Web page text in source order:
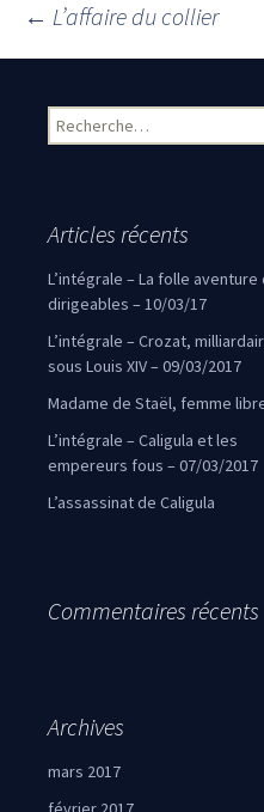
Navigation
← L’affaire du collier
Rechercher :
Articles récents
L’intégrale – La folle aventure
dirigeables – 10/03/17
L’intégrale – Crozat,
sous Louis XIV – 09/03/2017
Madame de Staël, femme
L’intégrale – Caligula et les
empereurs fous – 07/03/2017
L’assassinat de Caligula
Commentaires récents
Archives
mars 2017